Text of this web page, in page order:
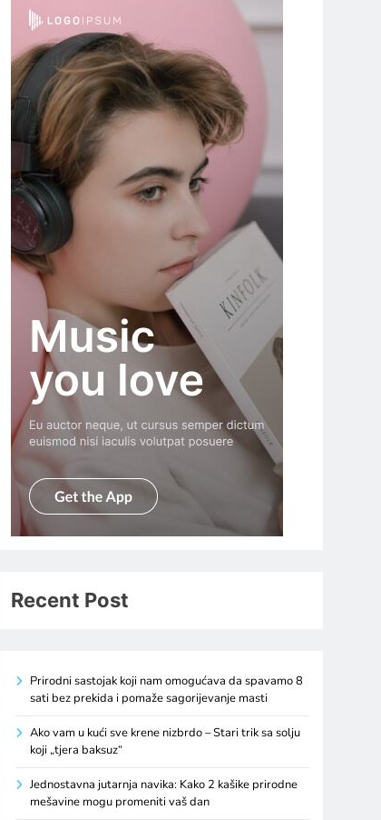
Recent Post
Prirodni sastojak koji nam omogućava da spavamo 8
sati bez prekida i pomaže sagorijevanje masti
Ako vam u kući sve krene nizbrdo – Stari trik sa solju
koji „tjera baksuz“
Jednostavna jutarnja navika: Kako 2 kašike prirodne
mešavine mogu promeniti vaš dan